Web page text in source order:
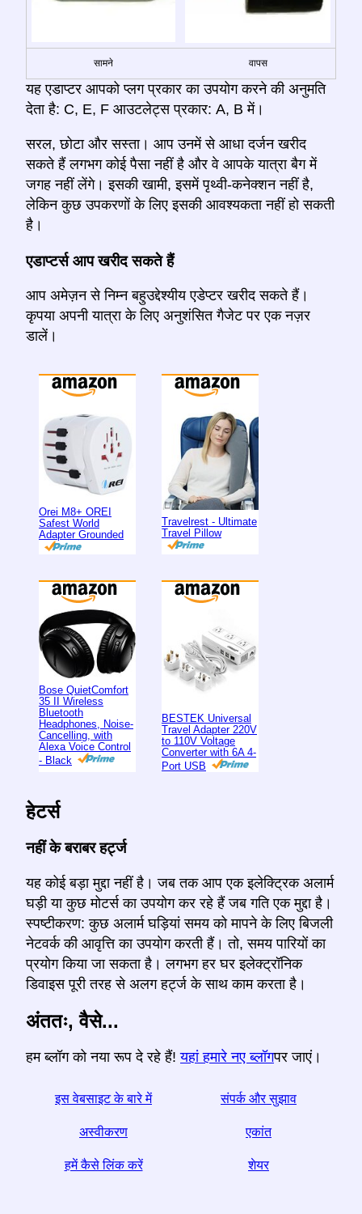
सामने वापस
यह एडाप्टर आपको प्लग प्रकार का उपयोग करने की अनुमति
देता है: C, E, F आउटलेट्स प्रकार: A, B में।
सरल, छोटा और सस्ता। आप उनमें से आधा दर्जन खरीद
सकते हैं लगभग कोई पैसा नहीं है और वे आपके यात्रा बैग में
जगह नहीं लेंगे। इसकी खामी, इसमें पृथ्वी-कनेक्शन नहीं है,
लेकिन कुछ उपकरणों के लिए इसकी आवश्यकता नहीं हो सकती
है।
एडाप्टर्स आप खरीद सकते हैं
आप अमेज़न से निम्न बहुउद्देश्यीय एडेप्टर खरीद सकते हैं।
कृपया अपनी यात्रा के लिए अनुशंसित गैजेट पर एक नज़र
डालें।
Orei M8+ OREI
Safest World
Adapter Grounded
Travelrest - Ultimate
Travel Pillow
Bose QuietComfort
35 II Wireless
Bluetooth
Headphones, Noise-
Cancelling, with
Alexa Voice Control
- Black
BESTEK Universal
Travel Adapter 220V
to 110V Voltage
Converter with 6A 4-
Port USB
हेटर्स
नहीं के बराबर हर्ट्ज
यह कोई बड़ा मुद्दा नहीं है। जब तक आप एक इलेक्ट्रिक अलार्म
घड़ी या कुछ मोटर्स का उपयोग कर रहे हैं जब गति एक मुद्दा है।
स्पष्टीकरण: कुछ अलार्म घड़ियां समय को मापने के लिए बिजली
नेटवर्क की आवृत्ति का उपयोग करती हैं। तो, समय पारियों का
प्रयोग किया जा सकता है। लगभग हर घर इलेक्ट्रॉनिक
डिवाइस पूरी तरह से अलग हर्ट्ज के साथ काम करता है।
अंततः, वैसे...
हम ब्लॉग को नया रूप दे रहे हैं!यहां हमारे नए ब्लॉगपर जाएं।
इस वेबसाइट के बारे में संपर्क और सुझाव
अस्वीकरण एकांत
हमें कैसे लिंक करें शेयर